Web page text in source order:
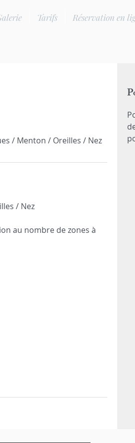
Tarifs Réservation en
/ Nez
au nombre de zones à